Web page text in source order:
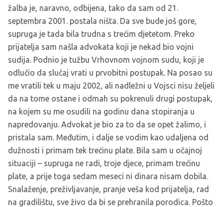
žalba je, naravno, odbijena, tako da sam od 21.
septembra 2001. postala ništa. Da sve bude još gore,
supruga je tada bila trudna s trećim djetetom. Preko
prijatelja sam našla advokata koji je nekad bio vojni
sudija. Podnio je tužbu Vrhovnom vojnom sudu, koji je
odlučio da slučaj vrati u prvobitni postupak. Na posao su
me vratili tek u maju 2002, ali nadležni u Vojsci nisu željeli
da na tome ostane i odmah su pokrenuli drugi postupak,
na kojem su me osudili na godinu dana stopiranja u
napredovanju. Advokat je bio za to da se opet žalimo, i
pristala sam. Međutim, i dalje se vodim kao udaljena od
dužnosti i primam tek trećinu plate. Bila sam u očajnoj
situaciji – supruga ne radi, troje djece, primam trećinu
plate, a prije toga sedam meseci ni dinara nisam dobila.
Snalaženje, preživljavanje, pranje veša kod prijatelja, rad
na gradilištu, sve živo da bi se prehranila porodica. Pošto